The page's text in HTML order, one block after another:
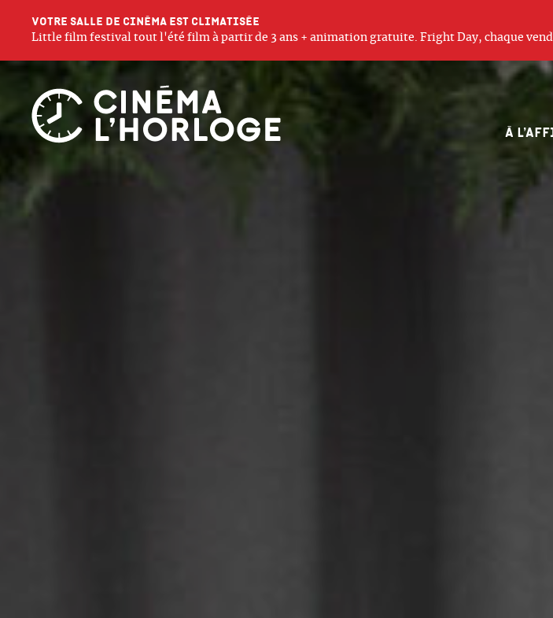
Votre salle de cinéma est climatisée
Little film festival tout l'été film à partir de 3 ans + animation gratuite. Fright Day, chaque
À